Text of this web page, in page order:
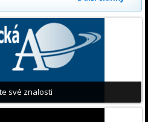
své znalosti